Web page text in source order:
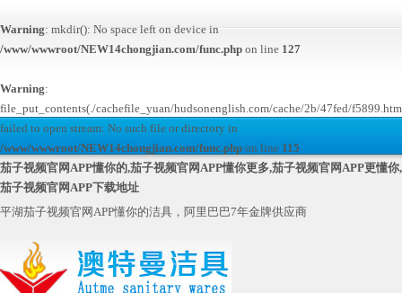
Warning: mkdir(): No space left on device in
/www/wwwroot/NEW14chongjian.com/func.php on line 127
Warning:
file_put_contents(./cachefile_yuan/hudsonenglish.com/cache/2b/47fed/
failed to open stream: No such file or directory in
/www/wwwroot/NEW14chongjian.com/func.php on line 115
茄子视频官网APP懂你的,茄子视频官网APP懂你更多,茄子视频官网APP更懂你,
茄子视频官网APP下载地址
平湖茄子视频官网APP懂你的洁具，阿里巴巴7年金牌供应商